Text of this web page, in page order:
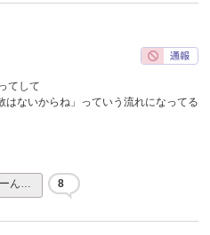
てして
はないからね」っていう流れになってる
ん… 8